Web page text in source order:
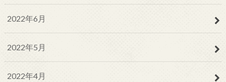
2022年6月
2022年5月
2022年4月